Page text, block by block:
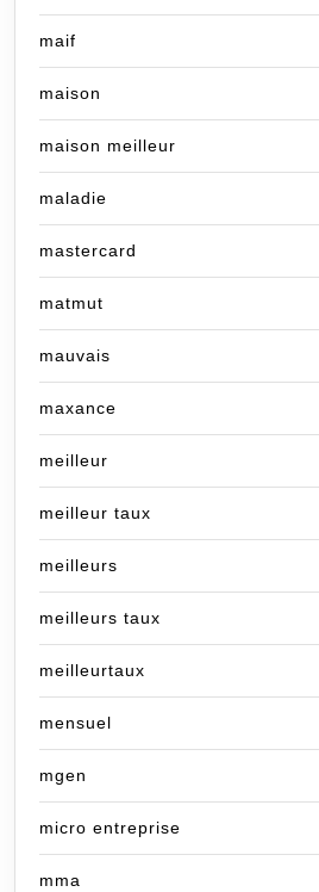
maif
maison
maison meilleur
maladie
mastercard
matmut
mauvais
maxance
meilleur
meilleur taux
meilleurs
meilleurs taux
meilleurtaux
mensuel
mgen
micro entreprise
mma